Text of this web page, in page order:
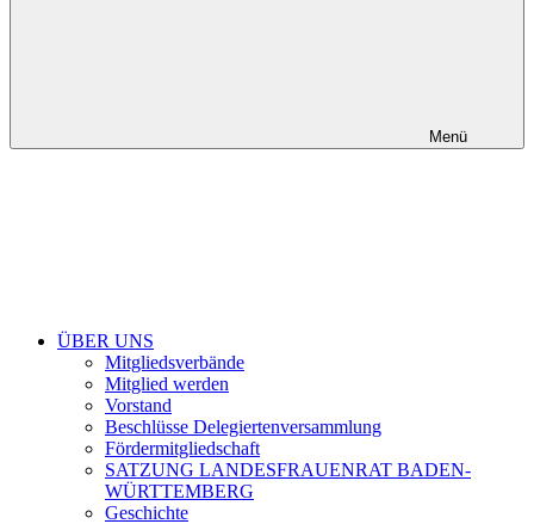
Menü
ÜBER UNS
Mitgliedsverbände
Mitglied werden
Vorstand
Beschlüsse Delegiertenversammlung
Fördermitgliedschaft
SATZUNG LANDESFRAUENRAT BADEN-
WÜRTTEMBERG
Geschichte